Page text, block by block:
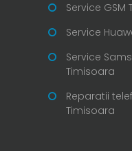
Service GSM
Service
Service
Timisoara
Reparatii
Timisoara